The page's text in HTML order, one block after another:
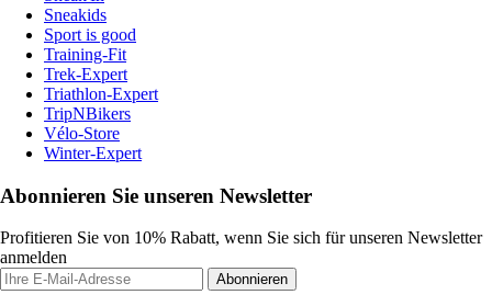
Sneakids
Sport is good
Training-Fit
Trek-Expert
Triathlon-Expert
TripNBikers
Vélo-Store
Winter-Expert
Abonnieren Sie unseren Newsletter
Profitieren Sie von 10% Rabatt, wenn Sie sich für unseren Newsletter
anmelden
Abonnieren